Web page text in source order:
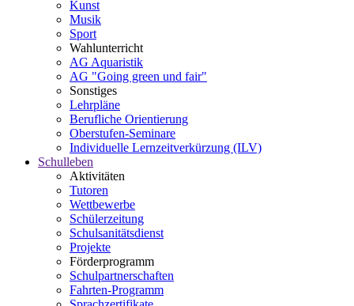
Kunst
Musik
Sport
Wahlunterricht
AG Aquaristik
AG "Going green und fair"
Sonstiges
Lehrpläne
Berufliche Orientierung
Oberstufen-Seminare
Individuelle Lernzeitverkürzung (ILV)
Schulleben
Aktivitäten
Tutoren
Wettbewerbe
Schülerzeitung
Schulsanitätsdienst
Projekte
Förderprogramm
Schulpartnerschaften
Fahrten-Programm